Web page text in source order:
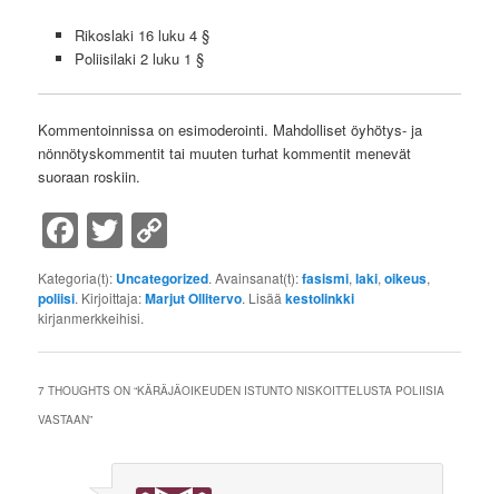
Rikoslaki 16 luku 4 §
Poliisilaki 2 luku 1 §
Kommentoinnissa on esimoderointi. Mahdolliset öyhötys- ja
nönnötyskommentit tai muuten turhat kommentit menevät
suoraan roskiin.
Facebook
Twitter
Link
Kategoria(t): Uncategorized. Avainsanat(t):fasismi,laki,oikeus,
poliisi. Kirjoittaja:Marjut Ollitervo. Lisääkestolinkki
kirjanmerkkeihisi.
7 THOUGHTS ON “KÄRÄJÄOIKEUDEN ISTUNTO NISKOITTELUSTA POLIISIA
VASTAAN”